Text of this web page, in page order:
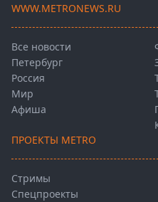
WWW.METRONEWS.RU
Все новости
Петербург
Россия
Мир
Афиша
ПРОЕКТЫ METRO
Стримы
Спецпроекты